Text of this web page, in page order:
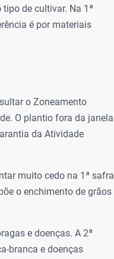
de cultivar. Na 1ª
é por materiais
o Zoneamento
O plantio fora da janela
da Atividade
muito cedo na 1ª safra
o enchimento de grãos
e doenças. A 2ª
branca e doenças